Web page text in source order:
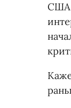
США